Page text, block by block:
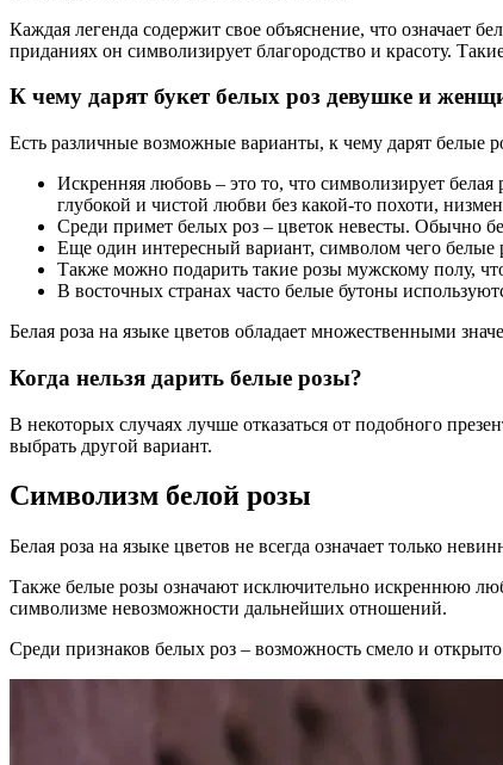
Каждая легенда содержит свое объяснение, что означает
приданиях он символизирует благородство и красоту.
К чему дарят букет белых роз девушке и
Есть различные возможные варианты, к чему дарят белые
Искренняя любовь – это то, что символизирует
глубокой и чистой любви без какой-то похоти,
Среди примет белых роз – цветок невесты. Обычно
Еще один интересный вариант, символом чего белые
Также можно подарить такие розы мужскому полу,
В восточных странах часто белые бутоны
Белая роза на языке цветов обладает множественными
Когда нельзя дарить белые розы?
В некоторых случаях лучше отказаться от подобного
выбрать другой вариант.
Символизм белой розы
Белая роза на языке цветов не всегда означает только
Также белые розы означают исключительно искреннюю
символизме невозможности дальнейших отношений.
Среди признаков белых роз – возможность смело и